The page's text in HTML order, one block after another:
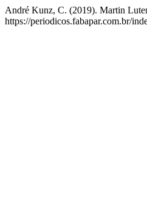
André Kunz, C. (2019). Martin
https://periodicos.fabapar.com.br/